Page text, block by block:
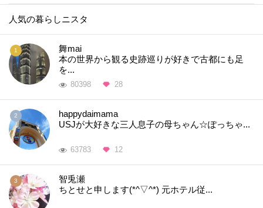
人気の暮らしニスタ
舞mai
本の世界から観る史跡巡りが好きで古都にも足
を...
80398 28
happydaimama
USJが大好きな三人息子の母ちゃん☆ぽっちゃ...
63783 12
智兎瀬
ちとせと申します(*^▽^*) 元ホテル従...